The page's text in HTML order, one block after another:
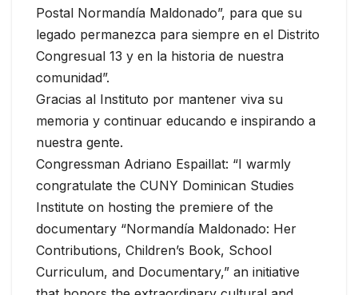
Postal Normandía Maldonado”, para que su
legado permanezca para siempre en el Distrito
Congresual 13 y en la historia de nuestra
comunidad”.
Gracias al Instituto por mantener viva su
memoria y continuar educando e inspirando a
nuestra gente.
Congressman Adriano Espaillat: “I warmly
congratulate the CUNY Dominican Studies
Institute on hosting the premiere of the
documentary “Normandía Maldonado: Her
Contributions, Children’s Book, School
Curriculum, and Documentary,” an initiative